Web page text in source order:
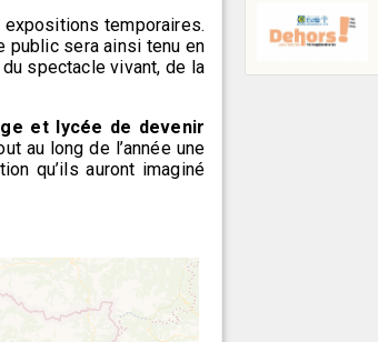
temporaires.
sera ainsi tenu en
spectacle vivant, de la
et lycée de devenir
au long de l’année une
qu’ils auront imaginé